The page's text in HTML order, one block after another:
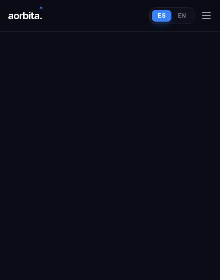
aorbita. ES EN